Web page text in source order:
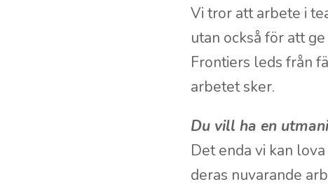
Vi tror att arbete i
utan också för att
Frontiers leds från
arbetet sker.
Du vill ha en
Det enda vi kan
deras nuvarande